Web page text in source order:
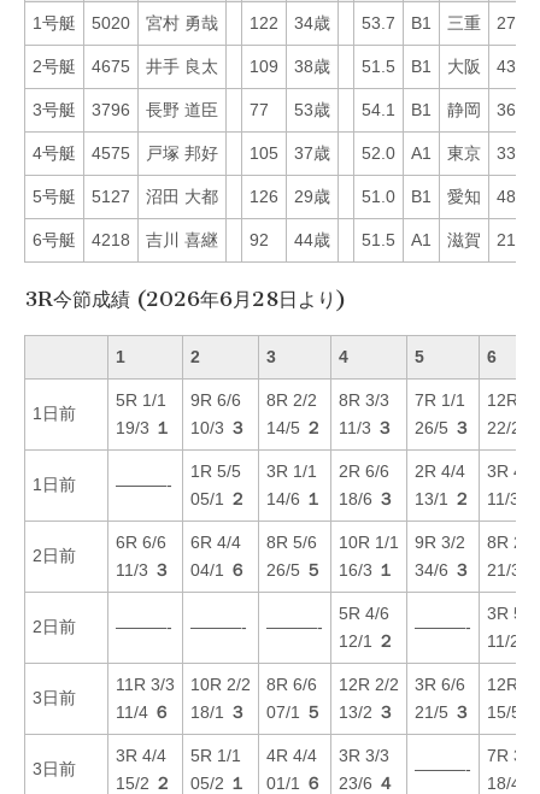
1号艇 5020 宮村 勇哉 122 34歳 53.7 B1 三重 27
2号艇 4675 井手 良太 109 38歳 51.5 B1 大阪 43
3号艇 3796 長野 道臣 77 53歳 54.1 B1 静岡 36
4号艇 4575 戸塚 邦好 105 37歳 52.0 A1 東京 33
5号艇 5127 沼田 大都 126 29歳 51.0 B1 愛知 48
6号艇 4218 吉川 喜継 92 44歳 51.5 A1 滋賀 21
3R今節成績 (2026年6月28日より)
1 2 3 4 5 6
1日前
5R 1/1
19/3 １
9R 6/6
10/3 ３
8R 2/2
14/5 ２
8R 3/3
11/3 ３
7R 1/1
26/5 ３
12R
22/2
1日前 ———-
1R 5/5
05/1
２
3R 1/1
14/6 １
2R 6/6
18/6 ３
2R 4/4
13/1
２
3R 4/4
11/3
2日前
6R 6/6
11/3 ３
6R 4/4
04/1
６
8R 5/6
26/5 ５
10R 1/1
16/3 １
9R 3/2
34/6 ３
8R 2/2
21/3
2日前 ———- ———- ———-
5R 4/6
12/1
２
———-
3R 5/5
11/2
3日前
11R 3/3
11/4 ６
10R 2/2
18/1
３
8R 6/6
07/1
５
12R 2/2
13/2 ３
3R 6/6
21/5 ３
12R
15/5
3日前
3R 4/4
15/2 ２
5R 1/1
05/2 １
4R 4/4
01/1
６
3R 3/3
23/6 ４
———-
7R 3/3
18/4